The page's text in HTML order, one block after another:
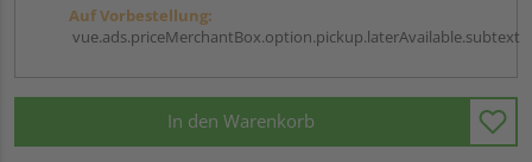
Auf Vorbestellung:
vue.ads.priceMerchantBox.option.pickup.laterAvailable.subtext
In den Warenkorb